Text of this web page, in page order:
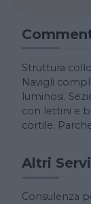
Struttura
Navigli
luminosi.
con lettini e
cortile.
Altri
Consulenza